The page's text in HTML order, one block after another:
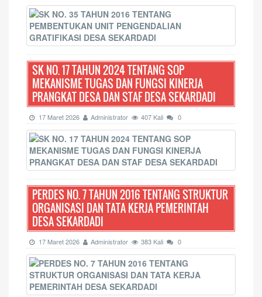
SK NO. 17 TAHUN 2024 TENTANG SOP
MEKANISME TUGAS DAN FUNGSI KINERJA
PRANGKAT DESA DAN STAF DESA SEKARDADI
17 Maret 2026 Administrator 407 Kali 0
PERDES NO. 7 TAHUN 2016 TENTANG STRUKTUR
ORGANISASI DAN TATA KERJA PEMERINTAH
DESA SEKARDADI
17 Maret 2026 Administrator 383 Kali 0